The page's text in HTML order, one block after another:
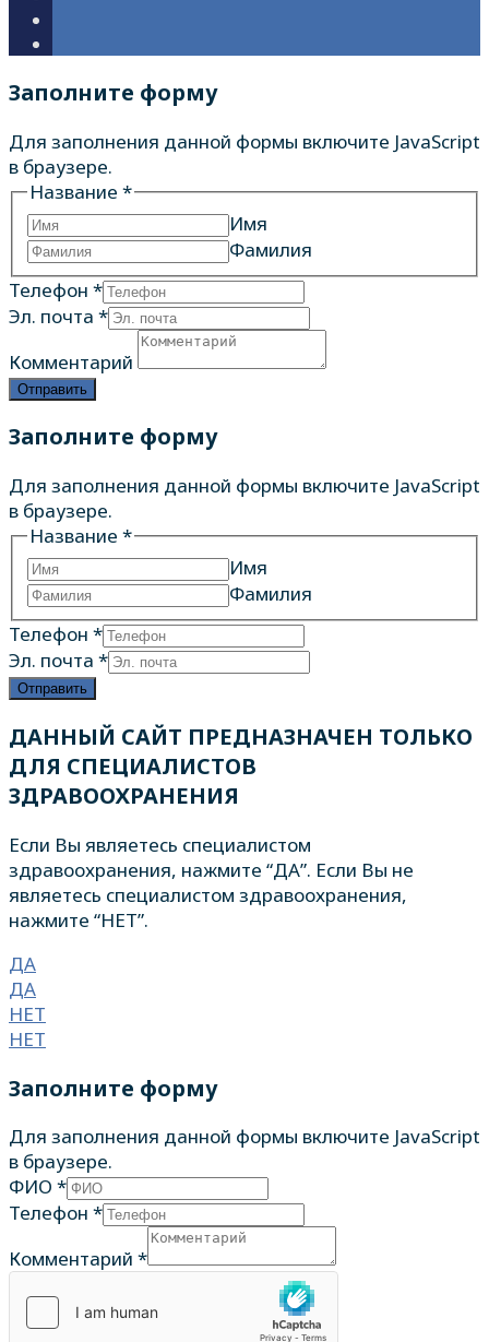
Заполните форму
Для заполнения данной формы включите JavaScript
в браузере.
Название *
Имя
Фамилия
Телефон *
Эл. почта *
Комментарий
Отправить
Заполните форму
Для заполнения данной формы включите JavaScript
в браузере.
Название *
Имя
Фамилия
Телефон *
Эл. почта *
Отправить
ДАННЫЙ САЙТ ПРЕДНАЗНАЧЕН ТОЛЬКО
ДЛЯ СПЕЦИАЛИСТОВ
ЗДРАВООХРАНЕНИЯ
Если Вы являетесь специалистом
здравоохранения, нажмите “ДА”. Если Вы не
являетесь специалистом здравоохранения,
нажмите “НЕТ”.
ДА
ДА
НЕТ
НЕТ
Заполните форму
Для заполнения данной формы включите JavaScript
в браузере.
ФИО *
Телефон *
Комментарий *